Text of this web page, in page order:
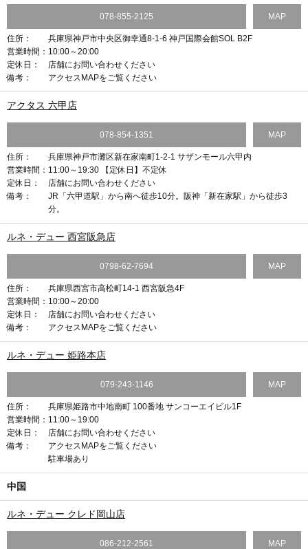
078-855-2125 MAP
住所：
兵庫県神戸市中央区御幸通8-1-6 神戸国際会館SOL B2F
営業時間： 10:00～20:00
定休日：
店舗にお問い合わせください
備考：
アクセスMAPをご覧ください
アクタス 六甲店
078-854-1351 MAP
住所：
兵庫県神戸市灘区新在家南町1-2-1 サザンモール六甲内
営業時間： 11:00～19:30 【定休日】不定休
定休日：
店舗にお問い合わせください
備考：
JR「六甲道駅」から南へ徒歩10分。阪神「新在家駅」から徒歩3
分。
ルネ・デュー 西宮阪急店
0798-62-7694 MAP
住所：
兵庫県西宮市高松町14-1 西宮阪急4F
営業時間： 10:00～20:00
定休日：
店舗にお問い合わせください
備考：
アクセスMAPをご覧ください
ルネ・デュー 姫路本店
079-243-1146 MAP
住所：
兵庫県姫路市中地南町 100番地 サンコーエイビル1F
営業時間： 11:00～19:00
定休日：
店舗にお問い合わせください
備考：
アクセスMAPをご覧ください
駐車場あり
中国
ルネ・デュー クレド岡山店
086-212-2561 MAP